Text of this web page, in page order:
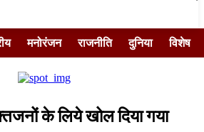
मनोरंजन राजनीति दुनिया विशेष
के लिये खोल दिया गया